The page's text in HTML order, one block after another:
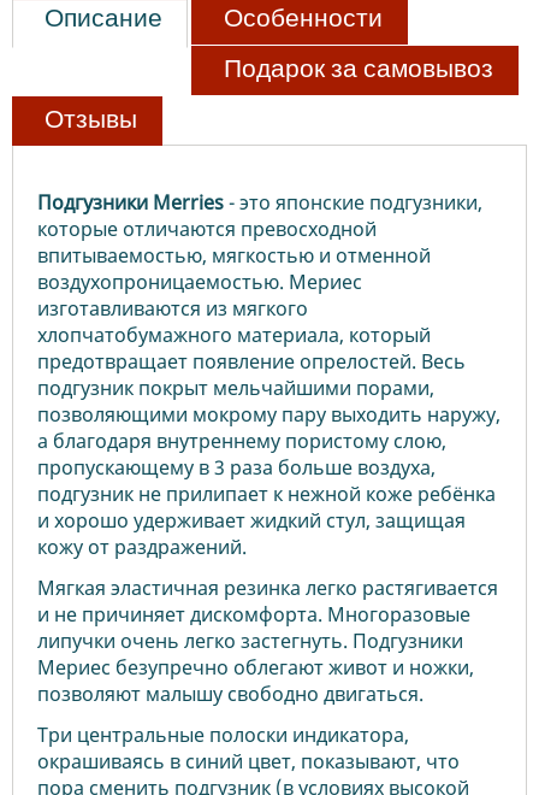
Описание
Особенности
Подарок за самовывоз
Отзывы
Подгузники Merries- это японские подгузники,
которые отличаются превосходной
впитываемостью, мягкостью и отменной
воздухопроницаемостью. Мериес
изготавливаются из мягкого
хлопчатобумажного материала, который
предотвращает появление опрелостей. Весь
подгузник покрыт мельчайшими порами,
позволяющими мокрому пару выходить наружу,
а благодаря внутреннему пористому слою,
пропускающему в 3 раза больше воздуха,
подгузник не прилипает к нежной коже ребёнка
и хорошо удерживает жидкий стул, защищая
кожу от раздражений.
Мягкая эластичная резинка легко растягивается
и не причиняет дискомфорта. Многоразовые
липучки очень легко застегнуть. Подгузники
Мериес безупречно облегают живот и ножки,
позволяют малышу свободно двигаться.
Три центральные полоски индикатора,
окрашиваясь в синий цвет, показывают, что
пора сменить подгузник (в условиях высокой